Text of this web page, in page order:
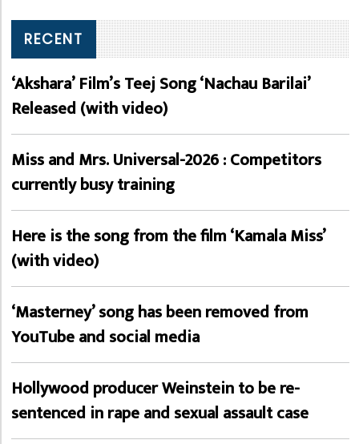
RECENT
‘Akshara’ Film’s Teej Song ‘Nachau Barilai’
Released (with video)
Miss and Mrs. Universal-2026 : Competitors
currently busy training
Here is the song from the film ‘Kamala Miss’
(with video)
‘Masterney’ song has been removed from
YouTube and social media
Hollywood producer Weinstein to be re-
sentenced in rape and sexual assault case